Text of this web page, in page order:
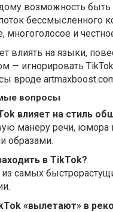
возможность
бессмысленного
многоголосое и
влиять на языки,
— игнорировать
вроде
вопросы
влияет на стиль
манеру речи, юмора
образами.
в TikTok?
самых
«вылетают» в